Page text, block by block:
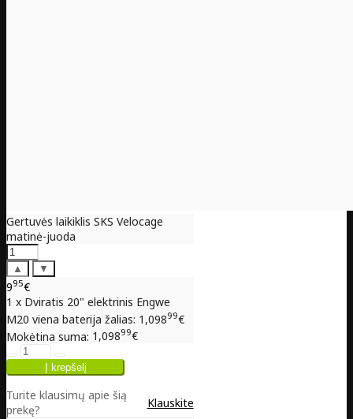
Gertuvės laikiklis SKS Velocage
matinė-juoda
▲ ▼
995€
1 x Dviratis 20" elektrinis Engwe
M20 viena baterija žalias: 1,09899€
Mokėtina suma: 1,09899€
Turite klausimų apie šią
prekę?
Klauskite